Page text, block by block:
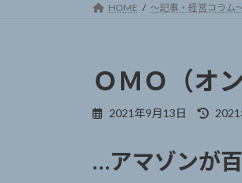
HOME ～記事・経営コラム
ＯＭＯ（オ
2021年9月13日
最
新
日
…アマゾンが